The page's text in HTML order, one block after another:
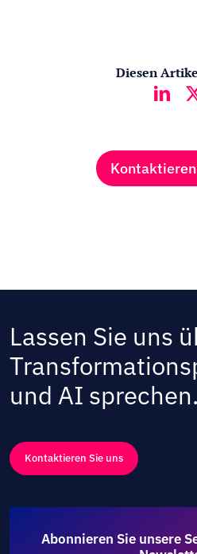
Diesen
Lassen Sie uns
und AI sprechen.
Kontaktieren Sie uns
Abonnieren Sie unsere